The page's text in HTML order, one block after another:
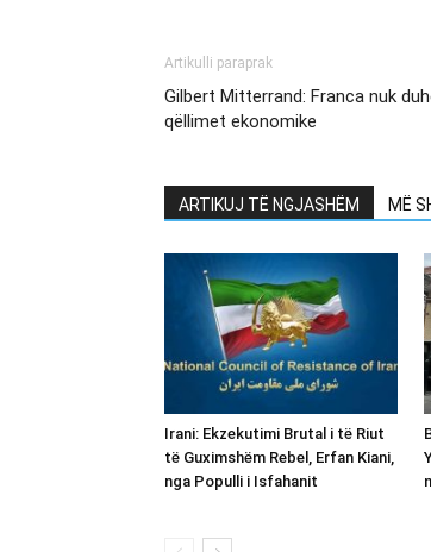
Artikulli paraprak
Gilbert Mitterrand: Franca nuk
qëllimet ekonomike
ARTIKUJ TË NGJASHËM MË
Irani: Ekzekutimi Brutal i të Riut
të Guximshëm Rebel, Erfan Kiani,
nga Populli i Isfahanit